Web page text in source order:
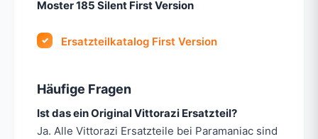
Moster 185 Silent First Version
Ersatzteilkatalog First Version
Häufige Fragen
Ist das ein Original Vittorazi Ersatzteil?
Ja. Alle Vittorazi Ersatzteile bei Paramaniac sind